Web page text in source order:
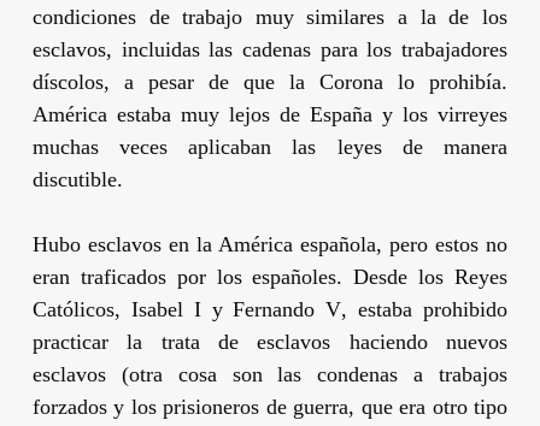
condiciones de trabajo muy similares a la de los
esclavos, incluidas las cadenas para los trabajadores
díscolos, a pesar de que la Corona lo prohibía.
América estaba muy lejos de España y los virreyes
muchas veces aplicaban las leyes de manera
discutible.
Hubo esclavos en la América española, pero estos no
eran traficados por los españoles. Desde los Reyes
Católicos, Isabel I yFernando V, estaba prohibido
practicar la trata de esclavos haciendo nuevos
esclavos (otra cosa son las condenas a trabajos
forzados y los prisioneros de guerra, que era otro tipo